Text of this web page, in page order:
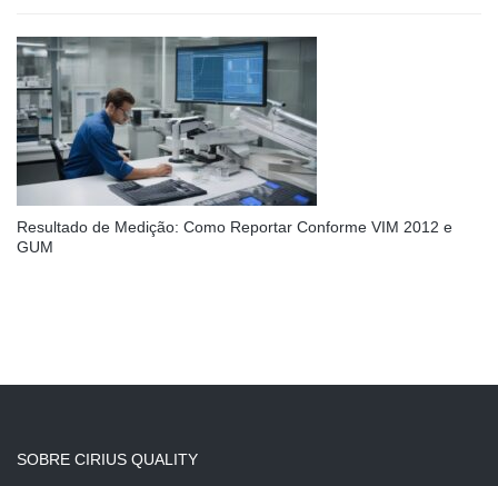
Resultado de Medição: Como Reportar Conforme VIM 2012 e
GUM
SOBRE CIRIUS QUALITY